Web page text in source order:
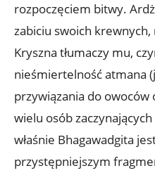
rozpoczęciem bitwy.
zabiciu swoich krewnych,
Kryszna tłumaczy mu,
nieśmiertelność atmana
przywiązania do owoców
wielu osób
właśnie Bhagawadgita
przystępniejszym